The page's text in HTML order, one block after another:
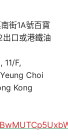
街1A號百寶
口或港鐵油
F,
Choi
Kong